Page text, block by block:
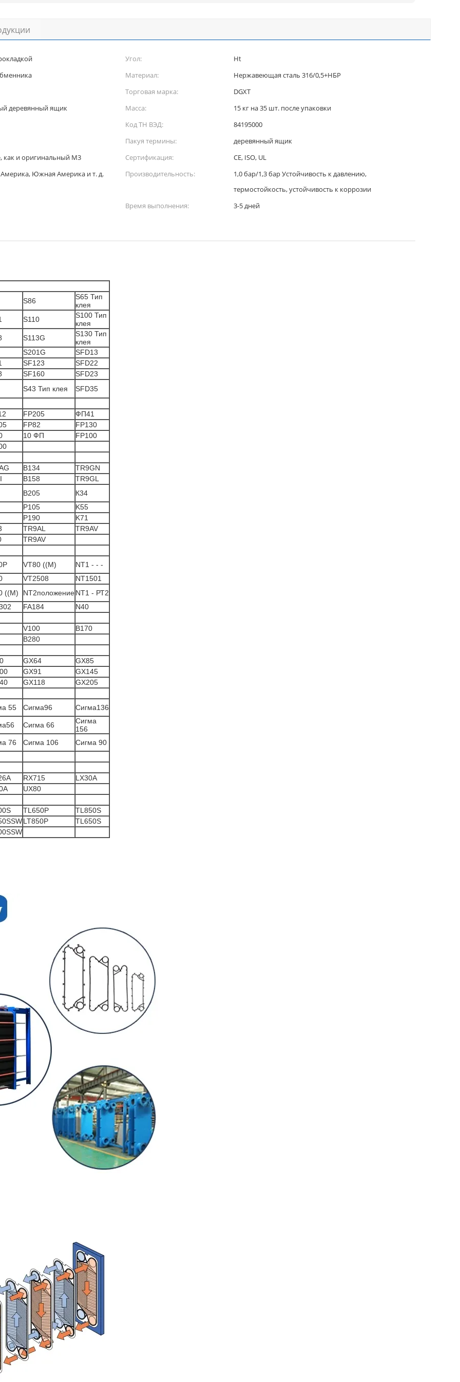
Угол:
Ht
Материал:
Нержавеющая сталь 316/0,5+НБР
Торговая марка:
DGXT
деревянный ящик
Масса:
15 кг на 35 шт. после упаковки
Код ТН ВЭД:
84195000
Пакуя термины:
деревянный ящик
как и оригинальный M3
Сертификация:
CE, ISO, UL
Америка, Южная Америка и т. д.
Производительность:
1,0 бар/1,3 бар Устойчивость к давлению,
термостойкость, устойчивость к коррозии
Время выполнения:
3-5 дней
S86
S65 Тип
клея
S110
S100 Тип
клея
S113G
S130 Тип
клея
S201G
SFD13
SF123
SFD22
SF160
SFD23
S43 Тип клея
SFD35
FP205
ФП41
FP82
FP130
10 ФП
FP100
B134
TR9GN
B158
TR9GL
B205
К34
P105
K55
P190
K71
TR9AL
TR9AV
TR9AV
VT80 ((M)
NT1 - - -
VT2508
NT1501
((M)
NT2положениеNT1 - РТ2
FA184 N40
V100
В170
В280
GX64
GX85
GX91
GX145
GX118 GX205
55 Сигма96 Сигма136
Сигма 66
Сигма
156
76
Сигма 106 Сигма 90
RX715
LX30A
UX80
TL650P
TL850S
LT850P
TL650S